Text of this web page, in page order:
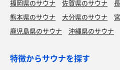
福岡県のサウナ 佐賀県のサウナ
熊本県のサウナ
大分県のサウナ
鹿児島県のサウナ
沖縄県のサウナ
特徴からサウナを探す